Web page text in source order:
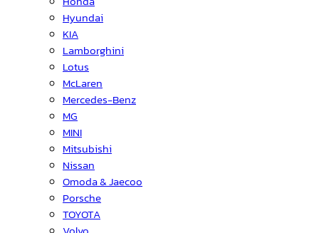
Hyundai
KIA
Lamborghini
Lotus
McLaren
Mercedes-Benz
MG
MINI
Mitsubishi
Nissan
Omoda & Jaecoo
Porsche
TOYOTA